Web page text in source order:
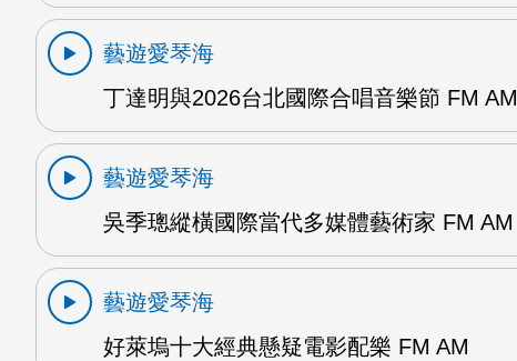
藝遊愛琴海
丁達明與2026台北國際合唱音樂節 FM AM
藝遊愛琴海
吳季璁縱橫國際當代多媒體藝術家 FM AM
藝遊愛琴海
好萊塢十大經典懸疑電影配樂 FM AM